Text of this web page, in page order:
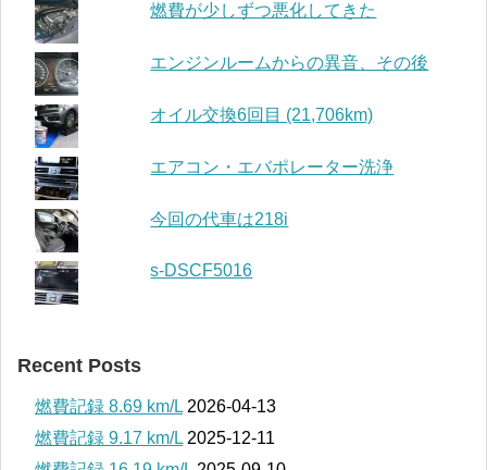
燃費が少しずつ悪化してきた
エンジンルームからの異音、その後
オイル交換6回目 (21,706km)
エアコン・エバポレーター洗浄
今回の代車は218i
s-DSCF5016
Recent Posts
燃費記録 8.69 km/L 2026-04-13
燃費記録 9.17 km/L 2025-12-11